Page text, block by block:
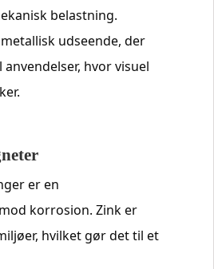
belastning.
udseende, der
hvor visuel
er en
korrosion. Zink er
hvilket gør det til et